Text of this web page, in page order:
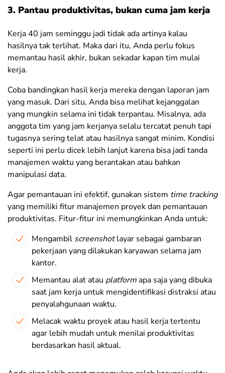
3. Pantau produktivitas, bukan cuma jam kerja
Kerja 40 jam seminggu jadi tidak ada artinya kalau
hasilnya tak terlihat. Maka dari itu, Anda perlu fokus
memantau hasil akhir, bukan sekadar kapan tim mulai
kerja.
Coba bandingkan hasil kerja mereka dengan laporan jam
yang masuk. Dari situ, Anda bisa melihat kejanggalan
yang mungkin selama ini tidak terpantau. Misalnya, ada
anggota tim yang jam kerjanya selalu tercatat penuh tapi
tugasnya sering telat atau hasilnya sangat minim. Kondisi
seperti ini perlu dicek lebih lanjut karena bisa jadi tanda
manajemen waktu yang berantakan atau bahkan
manipulasi data.
Agar pemantauan ini efektif, gunakan sistem time tracking
yang memiliki fitur manajemen proyek dan pemantauan
produktivitas. Fitur-fitur ini memungkinkan Anda untuk:
Mengambil screenshotlayar sebagai gambaran
pekerjaan yang dilakukan karyawan selama jam
kantor.
Memantau alat atau platformapa saja yang dibuka
saat jam kerja untuk mengidentifikasi distraksi atau
penyalahgunaan waktu.
Melacak waktu proyek atau hasil kerja tertentu
agar lebih mudah untuk menilai produktivitas
berdasarkan hasil aktual.